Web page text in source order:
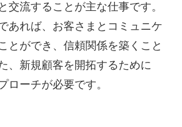
交流することが主な仕事です。
あれば、お客さまとコミュニケ
とができ、信頼関係を築くこと
、新規顧客を開拓するために
ローチが必要です。